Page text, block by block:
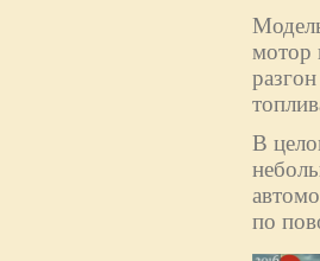
мотор
В
по